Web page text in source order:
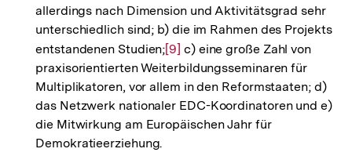
allerdings nach Dimension und Aktivitätsgrad sehr
unterschiedlich sind; b) die im Rahmen des Projekts
entstandenen Studien;Zur
Auflösung
der
Fußnote
[9] c) eine große Zahl von
praxisorientierten Weiterbildungsseminaren für
Multiplikatoren, vor allem in den Reformstaaten; d)
das Netzwerk nationaler EDC-Koordinatoren und e)
die Mitwirkung am Europäischen Jahr für
Demokratieerziehung.